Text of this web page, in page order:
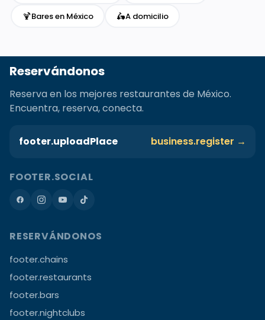
🍹Bares en México 🛵A domicilio
Reservándonos
Reserva en los mejores restaurantes de México.
Encuentra, reserva, conecta.
footer.uploadPlace business.register →
FOOTER.SOCIAL
RESERVÁNDONOS
footer.chains
footer.restaurants
footer.bars
footer.nightclubs